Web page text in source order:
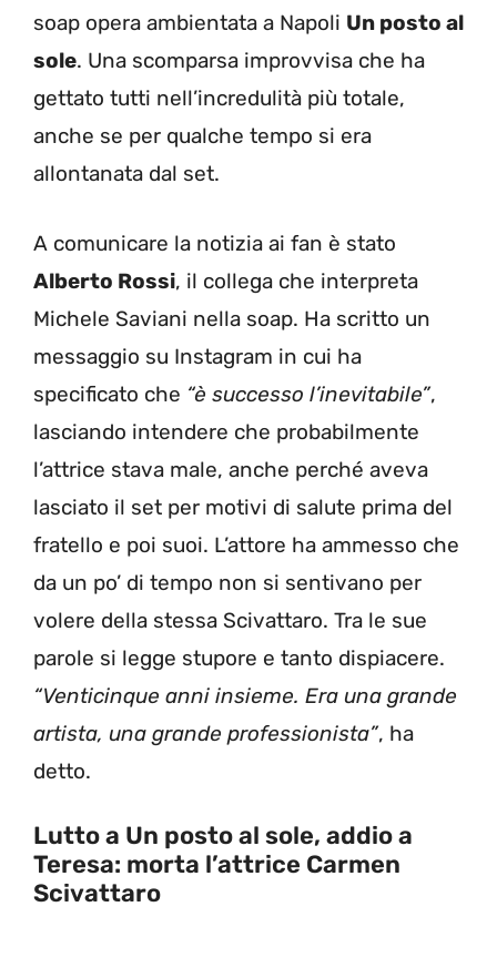
soap opera ambientata a Napoli Un posto al
sole. Una scomparsa improvvisa che ha
gettato tutti nell’incredulità più totale,
anche se per qualche tempo si era
allontanata dal set.
A comunicare la notizia ai fan è stato
Alberto Rossi, il collega che interpreta
Michele Saviani nella soap. Ha scritto un
messaggio su Instagram in cui ha
specificato che “è successo l’inevitabile”,
lasciando intendere che probabilmente
l’attrice stava male, anche perché aveva
lasciato il set per motivi di salute prima del
fratello e poi suoi. L’attore ha ammesso che
da un po’ di tempo non si sentivano per
volere della stessa Scivattaro. Tra le sue
parole si legge stupore e tanto dispiacere.
“Venticinque anni insieme. Era una grande
artista, una grande professionista”, ha
detto.
Lutto a Un posto al sole, addio a
Teresa: morta l’attrice Carmen
Scivattaro